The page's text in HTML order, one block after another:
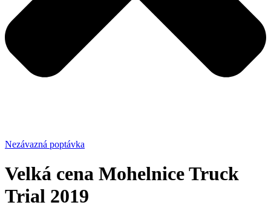
Nezávazná poptávka
Velká cena Mohelnice Truck
Trial 2019